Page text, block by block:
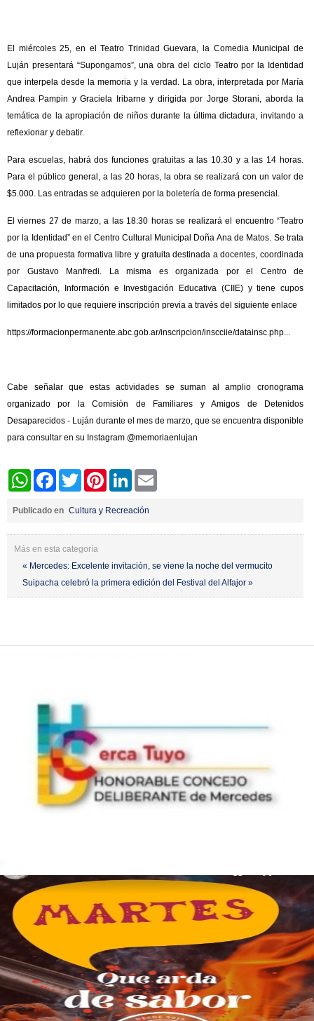
El miércoles 25, en el Teatro Trinidad Guevara, la Comedia Municipal de
Luján presentará “Supongamos”, una obra del ciclo Teatro por la Identidad
que interpela desde la memoria y la verdad. La obra, interpretada por María
Andrea Pampin y Graciela Iribarne y dirigida por Jorge Storani, aborda la
temática de la apropiación de niños durante la última dictadura, invitando a
reflexionar y debatir.
Para escuelas, habrá dos funciones gratuitas a las 10.30 y a las 14 horas.
Para el público general, a las 20 horas, la obra se realizará con un valor de
$5.000. Las entradas se adquieren por la boletería de forma presencial.
El viernes 27 de marzo, a las 18:30 horas se realizará el encuentro “Teatro
por la Identidad” en el Centro Cultural Municipal Doña Ana de Matos. Se trata
de una propuesta formativa libre y gratuita destinada a docentes, coordinada
por Gustavo Manfredi. La misma es organizada por el Centro de
Capacitación, Información e Investigación Educativa (CIIE) y tiene cupos
limitados por lo que requiere inscripción previa a través del siguiente enlace
https://formacionpermanente.abc.gob.ar/inscripcion/inscciie/datainsc.php...
Cabe señalar que estas actividades se suman al amplio cronograma
organizado por la Comisión de Familiares y Amigos de Detenidos
Desaparecidos - Luján durante el mes de marzo, que se encuentra disponible
para consultar en su Instagram @memoriaenlujan
WhatsAppFacebookTwitter PinterestLinkedIn
Publicado en Cultura y Recreación
Más en esta categoría
« Mercedes: Excelente invitación, se viene la noche del vermucito
Suipacha celebró la primera edición del Festival del Alfajor »